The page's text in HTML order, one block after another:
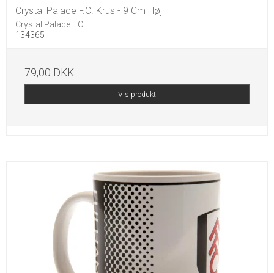
Crystal Palace F.C. Krus - 9 Cm Høj
Crystal Palace F.C.
134365
79,00 DKK
Vis produkt